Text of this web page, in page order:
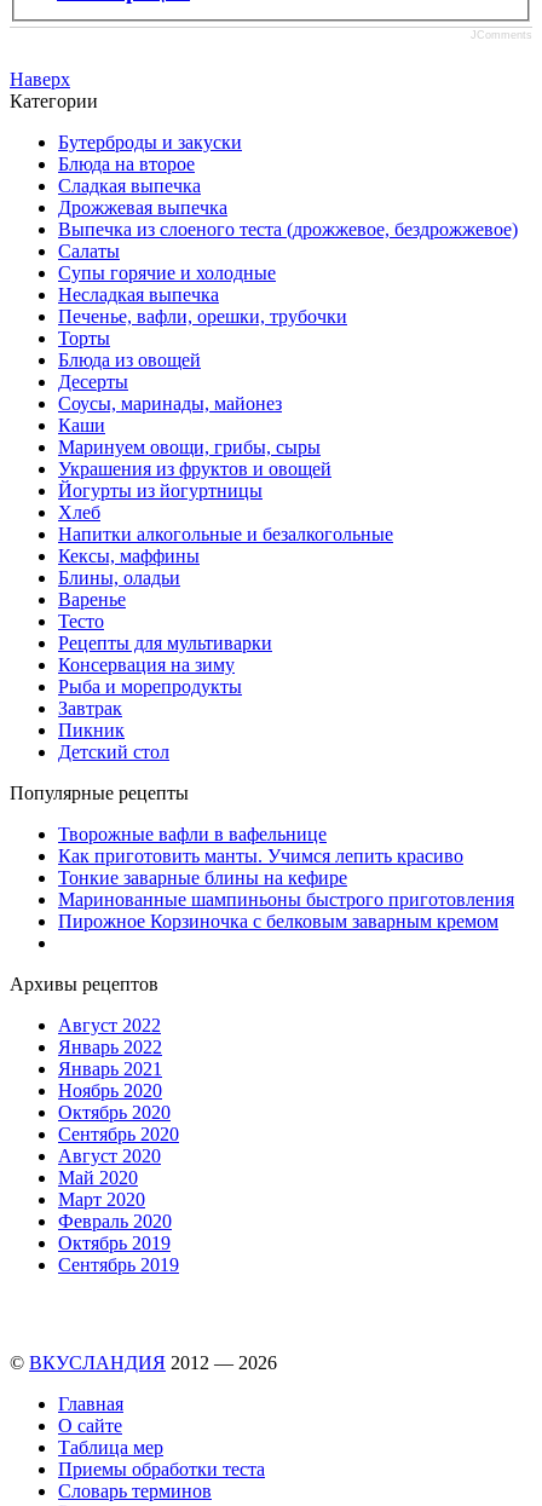
JComments
Наверх
Категории
Бутерброды и закуски
Блюда на второе
Сладкая выпечка
Дрожжевая выпечка
Выпечка из слоеного теста (дрожжевое, бездрожжевое)
Салаты
Супы горячие и холодные
Несладкая выпечка
Печенье, вафли, орешки, трубочки
Торты
Блюда из овощей
Десерты
Соусы, маринады, майонез
Каши
Маринуем овощи, грибы, сыры
Украшения из фруктов и овощей
Йогурты из йогуртницы
Хлеб
Напитки алкогольные и безалкогольные
Кексы, маффины
Блины, оладьи
Варенье
Тесто
Рецепты для мультиварки
Консервация на зиму
Рыба и морепродукты
Завтрак
Пикник
Детский стол
Популярные рецепты
Творожные вафли в вафельнице
Как приготовить манты. Учимся лепить красиво
Тонкие заварные блины на кефире
Маринованные шампиньоны быстрого приготовления
Пирожное Корзиночка с белковым заварным кремом
Архивы рецептов
Август 2022
Январь 2022
Январь 2021
Ноябрь 2020
Октябрь 2020
Сентябрь 2020
Август 2020
Май 2020
Март 2020
Февраль 2020
Октябрь 2019
Сентябрь 2019
© ВКУСЛАНДИЯ 2012 — 2026
Главная
О сайте
Таблица мер
Приемы обработки теста
Словарь терминов